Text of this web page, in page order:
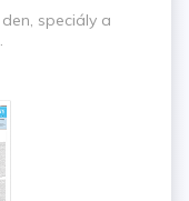
speciály a